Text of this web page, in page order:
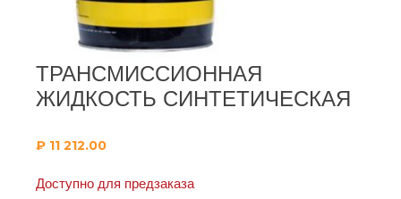
ТРАНСМИССИОННАЯ
ЖИДКОСТЬ СИНТЕТИЧЕСКАЯ
₽ 11 212.00
Доступно для предзаказа